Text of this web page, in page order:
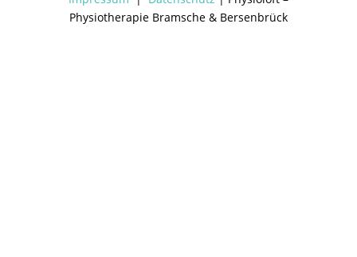
Physiotherapie Bramsche & Bersenbrück